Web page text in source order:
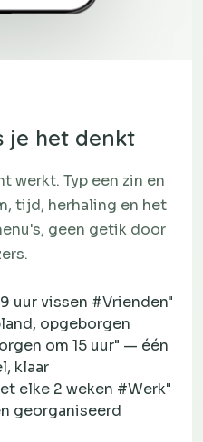
je het denkt
werkt. Typ een zin en
tijd, herhaling en het
geen getik door
uur vissen #Vrienden"
opgeborgen
om 15 uur" — één
klaar
elke 2 weken #Werk"
georganiseerd